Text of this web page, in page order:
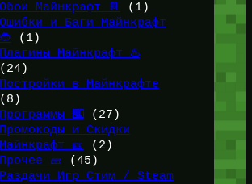
Обои Майнкрафт 📔
(1)
Ошибки и Баги Майнкрафт
🐞(1)
Плагины Майнкрафт ♨️
(24)
Постройки в Майнкрафте
(8)
Программы ⌨️(27)
Промокоды и Скидки
Майнкрафт 🎫
(2)
Прочее 🧱 (45)
Раздачи Игр Стим / Steam